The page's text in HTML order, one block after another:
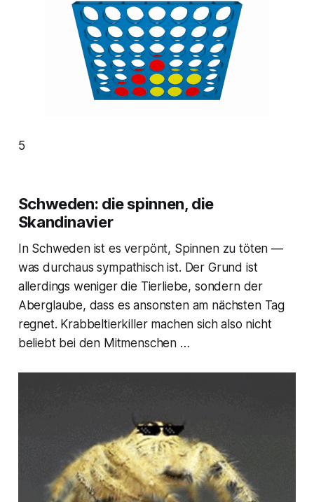
5
Schweden: die spinnen, die
Skandinavier
In Schweden ist es verpönt, Spinnen zu töten —
was durchaus sympathisch ist. Der Grund ist
allerdings weniger die Tierliebe, sondern der
Aberglaube, dass es ansonsten am nächsten Tag
regnet. Krabbeltierkiller machen sich also nicht
beliebt bei den Mitmenschen …